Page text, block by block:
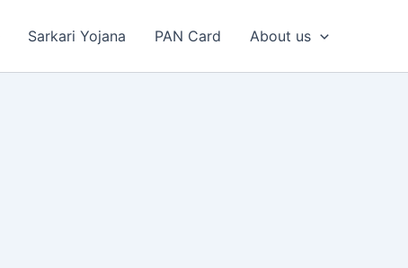
Sarkari Yojana PAN Card About us